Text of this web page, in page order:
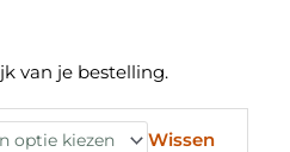
van je bestelling.
Wissen